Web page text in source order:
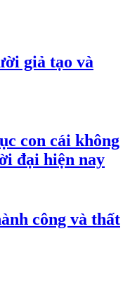
giả tạo và
con cái không
đại hiện nay
công và thất